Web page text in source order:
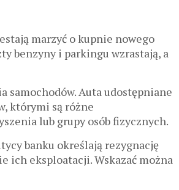
marzyć o kupnie nowego
benzyny i parkingu wzrastają, a
samochodów. Auta udostępniane
którymi są różne
lub grupy osób fizycznych.
banku określają rezygnację
ich eksploatacji. Wskazać można